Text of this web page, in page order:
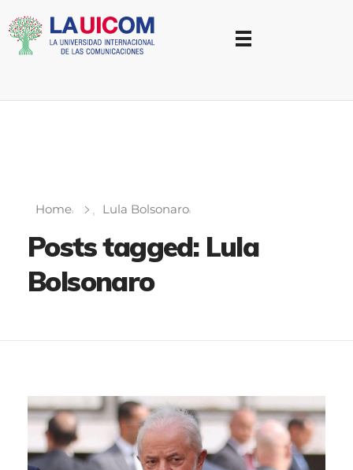
Home Lula Bolsonaro
Posts tagged: Lula
Bolsonaro